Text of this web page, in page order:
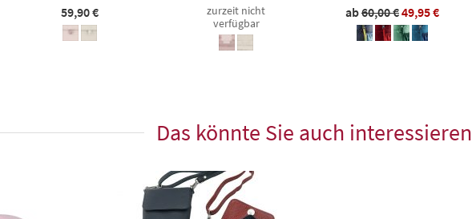
59,90 €
zurzeit nicht
verfügbar
ab60,00 €49,95 €
Das könnte Sie auch interessieren